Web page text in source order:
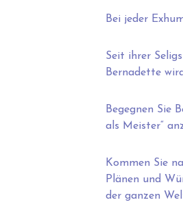
Bei jeder
Seit ihrer
Bernadette
Begegnen Sie
als Meister“
Kommen Sie
Plänen und
der ganzen